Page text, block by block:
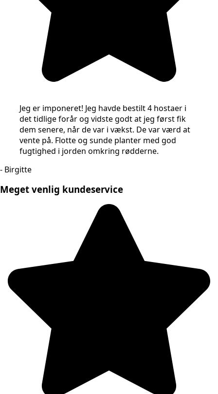
Jeg er imponeret! Jeg havde bestilt 4 hostaer i
det tidlige forår og vidste godt at jeg først fik
dem senere, når de var i vækst. De var værd at
vente på. Flotte og sunde planter med god
fugtighed i jorden omkring rødderne.
- Birgitte
Meget venlig kundeservice